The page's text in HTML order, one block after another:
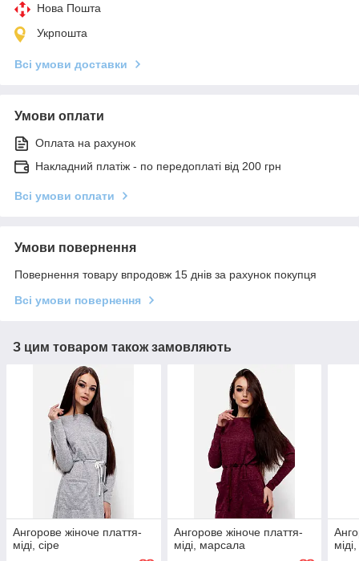
Нова Пошта
Укрпошта
Всі умови доставки
Умови оплати
Оплата на рахунок
Накладний платіж - по передоплаті від 200 грн
Всі умови оплати
Умови повернення
Повернення товару впродовж 15 днів за рахунок покупця
Всі умови повернення
З цим товаром також замовляють
Ангорове жіноче плаття-
міді, сіре
Ангорове жіноче плаття-
міді, марсала